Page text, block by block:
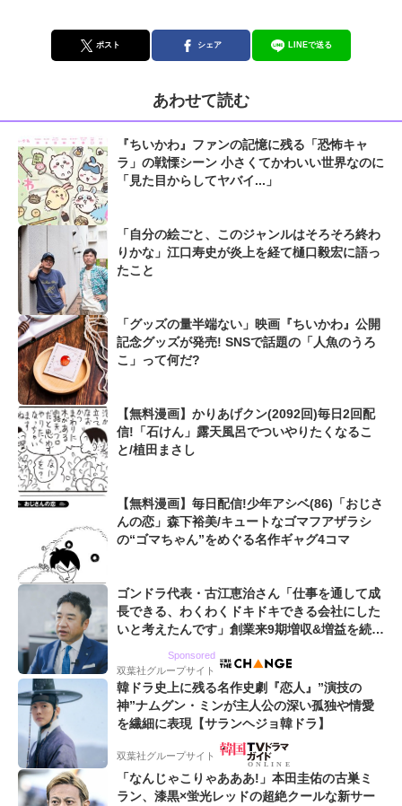
ポスト シェア LINEで送る
あわせて読む
『ちいかわ』ファンの記憶に残る「恐怖キャ
ラ」の戦慄シーン 小さくてかわいい世界なのに
「見た目からしてヤバイ...」
「自分の絵ごと、このジャンルはそろそろ終わ
りかな」江口寿史が炎上を経て樋口毅宏に語っ
たこと
「グッズの量半端ない」映画『ちいかわ』公開
記念グッズが発売! SNSで話題の「人魚のうろ
こ」って何だ?
【無料漫画】かりあげクン(2092回)毎日2回配
信!「石けん」露天風呂でついやりたくなるこ
と/植田まさし
【無料漫画】毎日配信!少年アシベ(86)「おじさ
んの恋」森下裕美/キュートなゴマフアザラシ
の“ゴマちゃん”をめぐる名作ギャグ4コマ
ゴンドラ代表・古江恵治さん「仕事を通して成
長できる、わくわくドキドキできる会社にした
いと考えたんです」創業来9期増収&増益を続け
Sponsored
双葉社グループサイト
韓ドラ史上に残る名作史劇『恋人』”演技の
神”ナムグン・ミンが主人公の深い孤独や情愛
を繊細に表現【サランヘジョ韓ドラ】
双葉社グループサイト
「なんじゃこりゃあああ!」本田圭佑の古巣ミ
ラン、漆黒×蛍光レッドの超絶クールな新サー